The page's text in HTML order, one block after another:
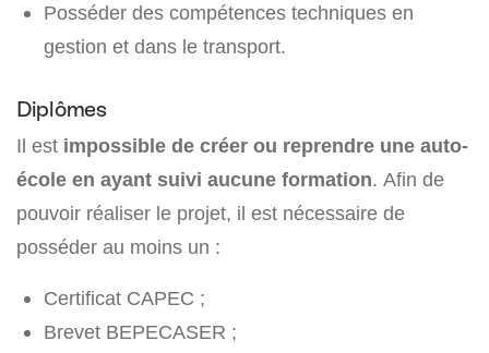
Posséder des compétences techniques en
gestion et dans le transport.
Diplômes
Il est impossible de créer ou reprendre une auto-
école en ayant suivi aucune formation. Afin de
pouvoir réaliser le projet, il est nécessaire de
posséder au moins un :
Certificat CAPEC ;
Brevet BEPECASER ;